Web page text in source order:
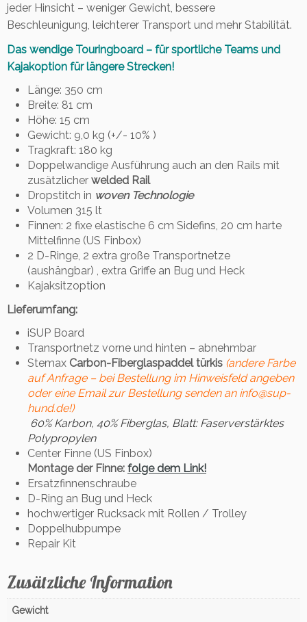
y
s
e
jeder Hinsicht – weniger Gewicht, bessere
Beschleunigung, leichterer Transport und mehr Stabilität.
Das wendige Touringboard – für sportliche Teams und
Kajakoption für längere Strecken!
Länge: 350 cm
Breite: 81 cm
Höhe: 15 cm
Gewicht: 9,0 kg (+/- 10% )
Tragkraft: 180 kg
Doppelwandige Ausführung auch an den Rails mit
zusätzlicher welded Rail
Dropstitch in woven Technologie
Volumen 315 lt
Finnen: 2 fixe elastische 6 cm Sidefins, 20 cm harte
Mittelfinne (US Finbox)
2 D-Ringe, 2 extra große Transportnetze
(aushängbar) , extra Griffe an Bug und Heck
Kajaksitzoption
Lieferumfang:
iSUP Board
Transportnetz vorne und hinten – abnehmbar
Stemax Carbon-Fiberglaspaddel türkis (andere Farbe
auf Anfrage – bei Bestellung im Hinweisfeld angeben
oder eine Email zur Bestellung senden an info@sup-
hund.de!)
60% Karbon, 40% Fiberglas, Blatt: Faserverstärktes
Polypropylen
Center Finne (US Finbox)
Montage der Finne: folge dem Link!
Ersatzfinnenschraube
D-Ring an Bug und Heck
hochwertiger Rucksack mit Rollen / Trolley
Doppelhubpumpe
Repair Kit
Zusätzliche Information
Gewicht